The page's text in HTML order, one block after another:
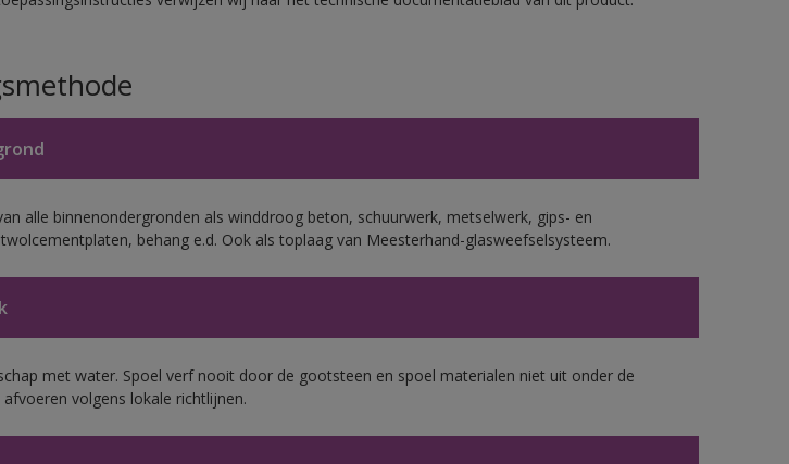
alle binnenondergronden als winddroog beton, schuurwerk, metselwerk, gips- en
behang e.d. Ook als toplaag van Meesterhand-glasweefselsysteem.
met water. Spoel verf nooit door de gootsteen en spoel materialen niet uit onder de
volgens lokale richtlijnen.